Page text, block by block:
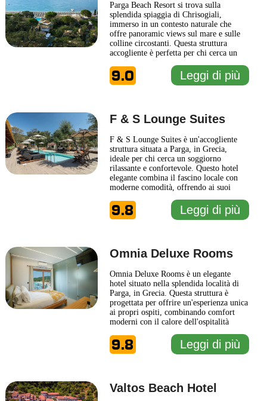
Parga Beach Resort si trova sulla
splendida spiaggia di Chrisogiali,
immerso in un contesto naturale che
offre panoramic views sul mare e sulle
colline circostanti. Questa struttura
accogliente è perfetta per chi cerca un
pittoresca Parga, una delle gemme della
Grecia. Il resort dispone di camere
9.0 Leggi di più
F & S Lounge Suites
F & S Lounge Suites è un'accogliente
struttura situata a Parga, in Grecia,
ideale per chi cerca un soggiorno
rilassante e confortevole. Questo hotel
elegante combina il fascino locale con
moderne comodità, offrendo ai suoi
Le suite sono arredate con gusto e dotate
di una varietà di servizi di alta qualità,
9.8 Leggi di più
Omnia Deluxe Rooms
Omnia Deluxe Rooms è un elegante
hotel situato nella splendida località di
Parga, in Grecia. Questa struttura è
progettata per offrire un'esperienza unica
ai propri ospiti, combinando comfort
moderni con il calore dell'ospitalità
dettagli, mostrando un design raffinato e
una palette di colori rilassanti che
9.8 Leggi di più
Valtos Beach Hotel